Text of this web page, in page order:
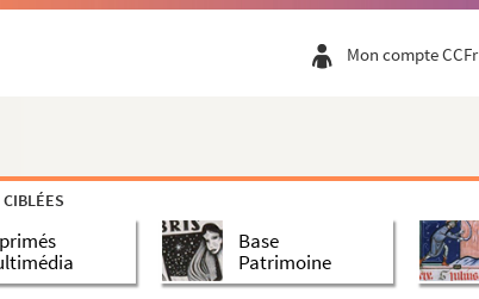
Mon compte CCFr
Base
Patrimoine